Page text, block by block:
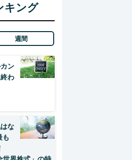
キング
週間
ン
わ
な
も